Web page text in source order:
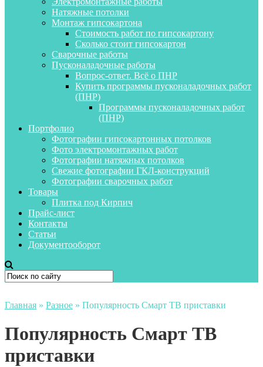
Натяжные потолки
Монтаж гипсокартона
Стоимость работ по гипсокартону
Сколько стоит гипсокартон
Сварочные работы
Пусконаладочные работы
Вопрос-ответ. Всё о ПНР
Купить программы пусконаладочных работ
(ПНР)
Программы пусконаладочных работ
(ПНР)
Портфолио
Фотографии гипсокартонных потолков
Фото электромонтажных работ
Фотографии натяжных потолков
Свежие фотографии ГКЛ-конструкций
Фотографии сварочных работ
Товары
Плитка под Кирпич
Прайс-лист
Контакты
Статьи
Документооборот
Главная » Разное » Популярность Смарт ТВ приставки
Популярность Смарт ТВ
приставки